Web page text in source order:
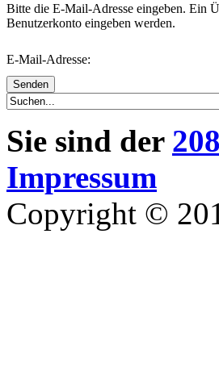
Bitte die E-Mail-Adresse eingeben. Ein
Benutzerkonto eingeben werden.
E-Mail-Adresse:
Senden
Sie sind der
Impressum
Copyright ©